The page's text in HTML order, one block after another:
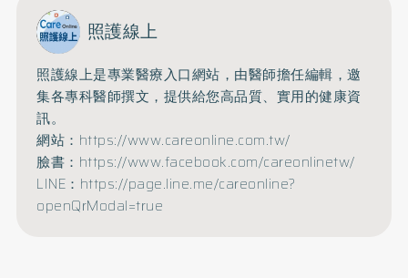
照護線上
照護線上是專業醫療入口網站，由醫師擔任編輯，邀
集各專科醫師撰文，提供給您高品質、實用的健康資
訊。
網站：https://www.careonline.com.tw/
臉書：https://www.facebook.com/careonlinetw/
LINE：https://page.line.me/careonline?
openQrModal=true